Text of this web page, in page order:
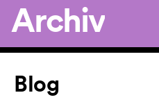
Archiv
Artikel
Blog